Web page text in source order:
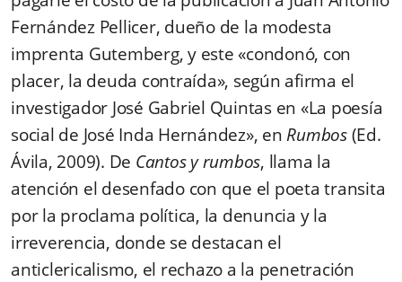
Fernández Pellicer, dueño de la modesta
imprenta Gutemberg, y este «condonó, con
placer, la deuda contraída», según afirma el
investigador José Gabriel Quintas en «La poesía
social de José Inda Hernández», en Rumbos(Ed.
Ávila, 2009). De Cantos y rumbos, llama la
atención el desenfado con que el poeta transita
por la proclama política, la denuncia y la
irreverencia, donde se destacan el
anticlericalismo, el rechazo a la penetración